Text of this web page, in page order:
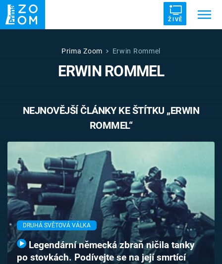
ŽIVĚ
ZRÁDCI UFO DRUHÁ SVĚTOVÁ VÁLKA
VETŘELCI DÁVNOVĚKU
Témata
Pořady
TV Program
Časopis
Sledujte prima+
Prima Zoom Erwin Rommel
ERWIN ROMMEL
NEJNOVĚJŠÍ ČLÁNKY KE ŠTÍTKU „ERWIN
ROMMEL“
DRUHÁ SVĚTOVÁ VÁLKA
Legendární německá zbraň ničila tanky
po stovkách. Podívejte se na její smrtící